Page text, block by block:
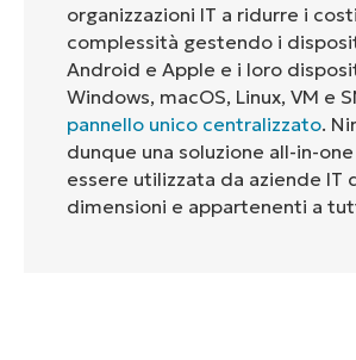
organizzazioni IT a ridurre i
complessità gestendo i
Android e Apple e i loro
Windows, macOS, Linux, VM e
pannello unico centralizzato.
dunque una soluzione all-in-
essere utilizzata da aziende IT
dimensioni e appartenenti a